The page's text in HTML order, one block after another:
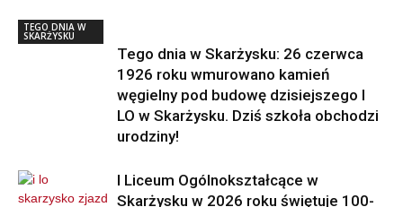
TEGO DNIA W
SKARŻYSKU
Tego dnia w Skarżysku: 26 czerwca
1926 roku wmurowano kamień
węgielny pod budowę dzisiejszego I
LO w Skarżysku. Dziś szkoła obchodzi
urodziny!
I Liceum Ogólnokształcące w
Skarżysku w 2026 roku świętuje 100-